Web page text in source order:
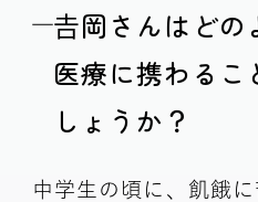
𠮷岡さんはどの
医療に携わるこ
しょうか？
中学生の頃に、飢餓